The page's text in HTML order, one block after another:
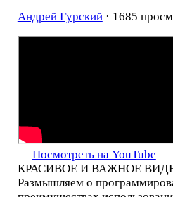
Андрей Гурский· 1685
Посмотреть на YouTube
КРАСИВОЕ И ВАЖНОЕ
Размышляем о